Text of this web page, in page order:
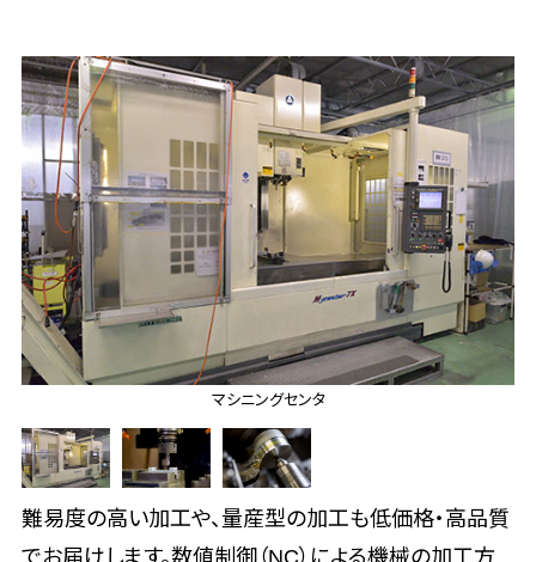
マシニングセンタ
難易度の高い加工や、量産型の加工も低価格・高品質
でお届けします。数値制御（NC）による機械の加工方